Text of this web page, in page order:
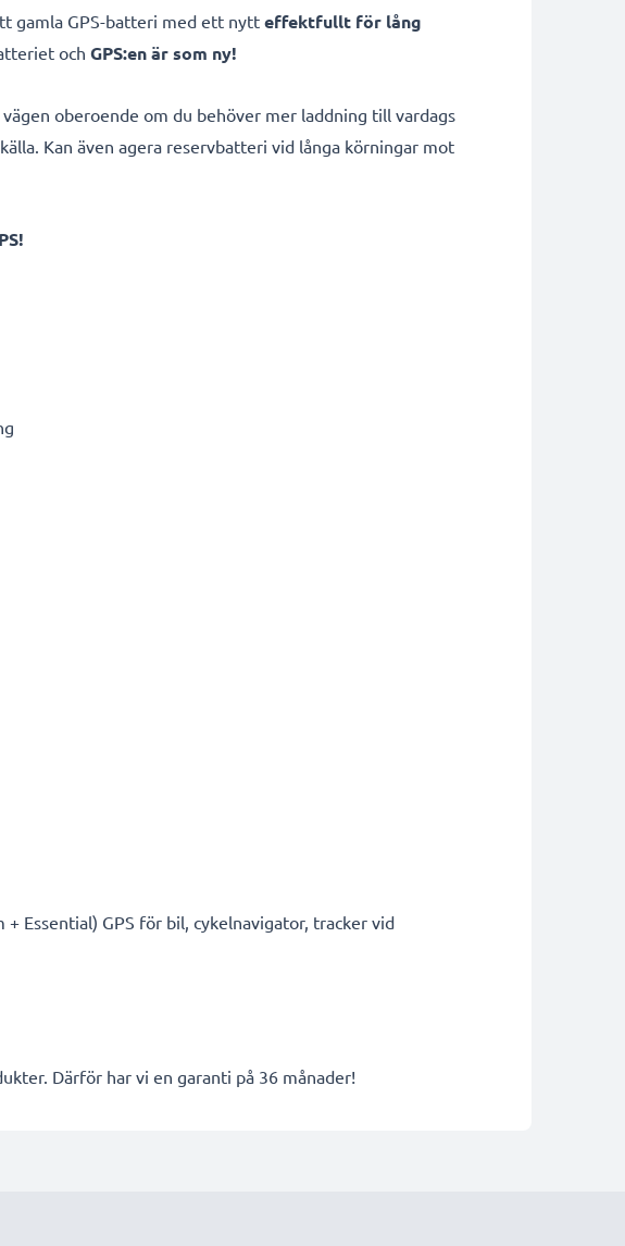
gamla GPS-batteri med ett nytt effektfullt för lång
och GPS:en är som ny!
vägen oberoende om du behöver mer laddning till vardags
Kan även agera reservbatteri vid långa körningar mot
+ Essential) GPS för bil, cykelnavigator, tracker vid
Därför har vi en garanti på 36 månader!